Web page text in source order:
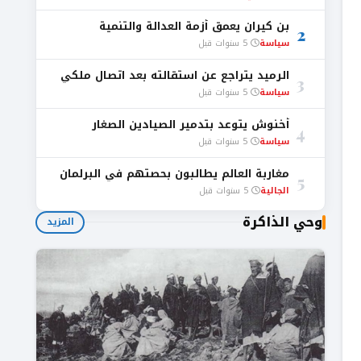
2 بن كيران يعمق أزمة العدالة والتنمية
سياسة
3 الرميد يتراجع عن استقالته بعد اتصال ملكي
سياسة
4 أخنوش يتوعد بتدمير الصيادين الصغار
سياسة
5 مغاربة العالم يطالبون بحصتهم في البرلمان
الجالية
وحي الذاكرة المزيد